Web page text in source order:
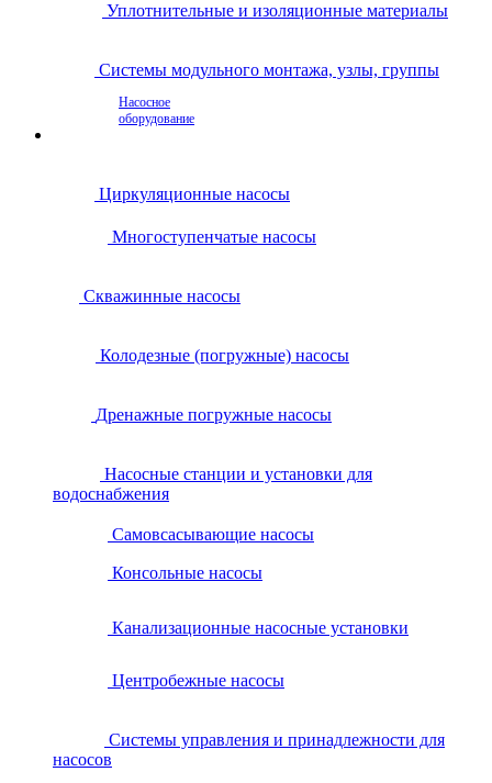
Уплотнительные и изоляционные материалы
Системы модульного монтажа, узлы, группы
Насосное
оборудование
Циркуляционные насосы
Многоступенчатые насосы
Скважинные насосы
Колодезные (погружные) насосы
Дренажные погружные насосы
Насосные станции и установки для
водоснабжения
Самовсасывающие насосы
Консольные насосы
Канализационные насосные установки
Центробежные насосы
Системы управления и принадлежности для
насосов